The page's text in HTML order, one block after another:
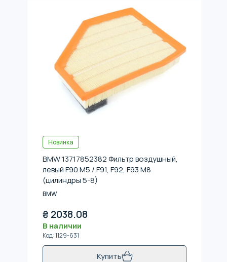
Новинка
BMW 13717852382 Фильтр воздушный,
левый F90 M5 / F91, F92, F93 M8
(цилиндры 5-8)
BMW
₴ 2038.08
В наличии
Код:1129-631
Купить